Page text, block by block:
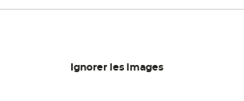
Ignorer les images